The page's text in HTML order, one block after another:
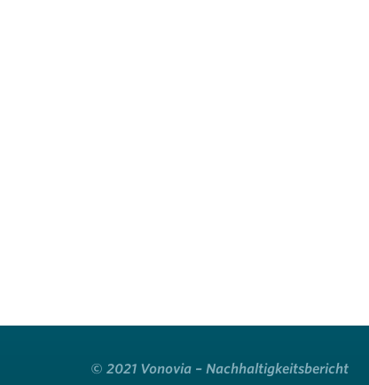
© 2021 Vonovia – Nachhaltigkeitsbericht